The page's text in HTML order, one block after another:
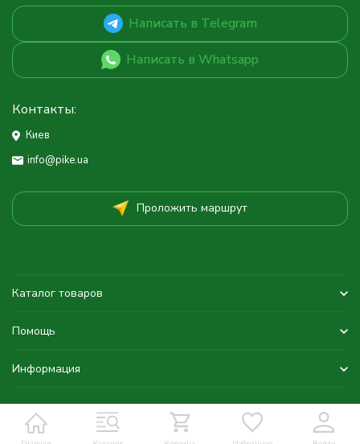
Написать в Telegram
Написать в Whatsapp
Контакты:
Киев
info@pike.ua
Проложить маршрут
Каталог товаров
Помощь
Информация